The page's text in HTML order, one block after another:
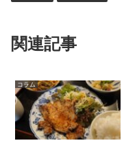
関連記事
コラム